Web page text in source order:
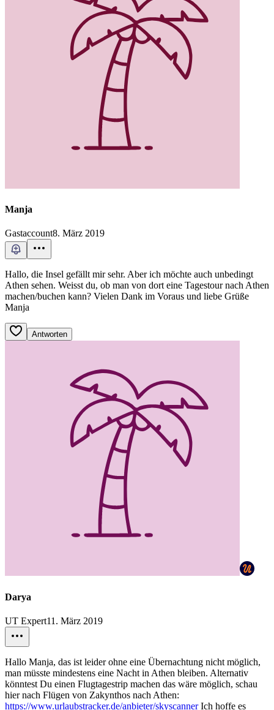
Manja
Gastaccount8. März 2019
Hallo, die Insel gefällt mir sehr. Aber ich möchte auch unbedingt
Athen sehen. Weisst du, ob man von dort eine Tagestour nach Athen
machen/buchen kann? Vielen Dank im Voraus und liebe Grüße
Manja
Antworten
Darya
UT Expert11. März 2019
Hallo Manja, das ist leider ohne eine Übernachtung nicht möglich,
man müsste mindestens eine Nacht in Athen bleiben. Alternativ
könntest Du einen Flugtagestrip machen das wäre möglich, schau
hier nach Flügen von Zakynthos nach Athen:
https://www.urlaubstracker.de/anbieter/skyscannerIch hoffe es